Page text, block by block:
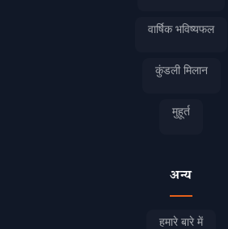
वार्षिक भविष्यफल
कुंडली मिलान
मुहूर्त
अन्य
हमारे बारे में